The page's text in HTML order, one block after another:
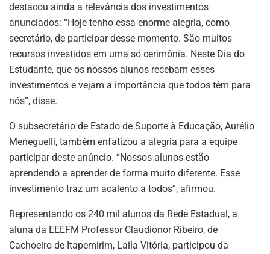
destacou ainda a relevância dos investimentos
anunciados: “Hoje tenho essa enorme alegria, como
secretário, de participar desse momento. São muitos
recursos investidos em uma só cerimônia. Neste Dia do
Estudante, que os nossos alunos recebam esses
investimentos e vejam a importância que todos têm para
nós”, disse.
O subsecretário de Estado de Suporte à Educação, Aurélio
Meneguelli, também enfatizou a alegria para a equipe
participar deste anúncio. “Nossos alunos estão
aprendendo a aprender de forma muito diferente. Esse
investimento traz um acalento a todos”, afirmou.
Representando os 240 mil alunos da Rede Estadual, a
aluna da EEEFM Professor Claudionor Ribeiro, de
Cachoeiro de Itapemirim, Laila Vitória, participou da